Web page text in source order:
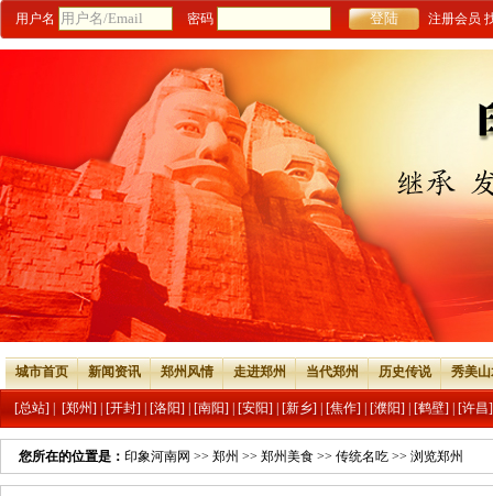
用户名 密码 注册会员
城市首页 新闻资讯 郑州风情 走进郑州 当代郑州 历史传说 秀美
[总站] [郑州] [开封] [洛阳] [南阳] [安阳] [新乡] [焦作] [濮阳] [鹤壁] [许昌]
您所在的位置是： 印象河南网 >> 郑州 >> 郑州美食 >> 传统名吃 >> 浏览郑州